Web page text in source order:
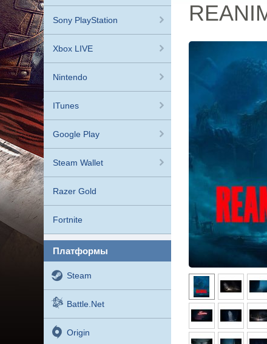
Sony PlayStation
Xbox LIVE
Nintendo
ITunes
Google Play
Steam Wallet
Razer Gold
Fortnite
платформы
Steam
Battle.net
Origin